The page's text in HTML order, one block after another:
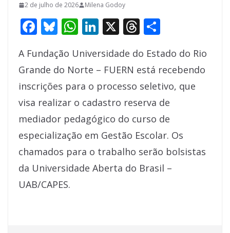
2 de julho de 2026 Milena Godoy
F
e
b
o
o
k
Bl
e
sk
y
W
at
s
A
p
p
Li
k
e
dI
n
X T
re
a
d
s
ar
e
A Fundação Universidade do Estado do Rio
Grande do Norte – FUERN está recebendo
inscrições para o processo seletivo, que
visa realizar o cadastro reserva de
mediador pedagógico do curso de
especialização em Gestão Escolar. Os
chamados para o trabalho serão bolsistas
da Universidade Aberta do Brasil –
UAB/CAPES.